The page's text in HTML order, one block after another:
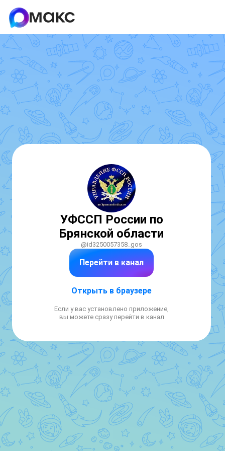
УФССП России по
Брянской области
@id3250057358_gos
Перейти в канал
Открыть в браузере
Если у вас установлено приложение,
вы можете сразу перейти в канал